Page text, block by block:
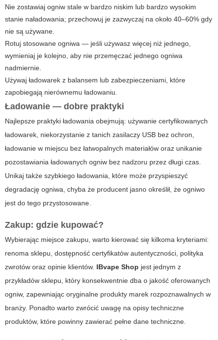
Nie zostawiaj ogniw stale w bardzo niskim lub bardzo wysokim
stanie naładowania; przechowuj je zazwyczaj na około 40–60% gdy
nie są używane.
Rotuj stosowane ogniwa — jeśli używasz więcej niż jednego,
wymieniaj je kolejno, aby nie przemęczać jednego ogniwa
nadmiernie.
Używaj ładowarek z balansem lub zabezpieczeniami, które
zapobiegają nierównemu ładowaniu.
Ładowanie — dobre praktyki
Najlepsze praktyki ładowania obejmują: używanie certyfikowanych
ładowarek, niekorzystanie z tanich zasilaczy USB bez ochron,
ładowanie w miejscu bez łatwopalnych materiałów oraz unikanie
pozostawiania ładowanych ogniw bez nadzoru przez długi czas.
Unikaj także szybkiego ładowania, które może przyspieszyć
degradację ogniwa, chyba że producent jasno określił, że ogniwo
jest do tego przystosowane.
Zakup: gdzie kupować?
Wybierając miejsce zakupu, warto kierować się kilkoma kryteriami:
renoma sklepu, dostępność certyfikatów autentyczności, polityka
zwrotów oraz opinie klientów. IBvape Shop jest jednym z
przykładów sklepu, który konsekwentnie dba o jakość oferowanych
ogniw, zapewniając oryginalne produkty marek rozpoznawalnych w
branży. Ponadto warto zwrócić uwagę na opisy techniczne
produktów, które powinny zawierać pełne dane techniczne.